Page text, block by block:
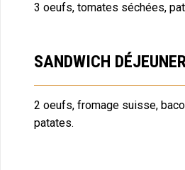
3 oeufs, tomates séchées,
SANDWICH DÉJEUNER
2 oeufs, fromage suisse,
patates.